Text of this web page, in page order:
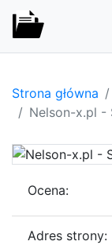
Strona główna
Nelson-x.pl -
Ocena:
Adres strony: